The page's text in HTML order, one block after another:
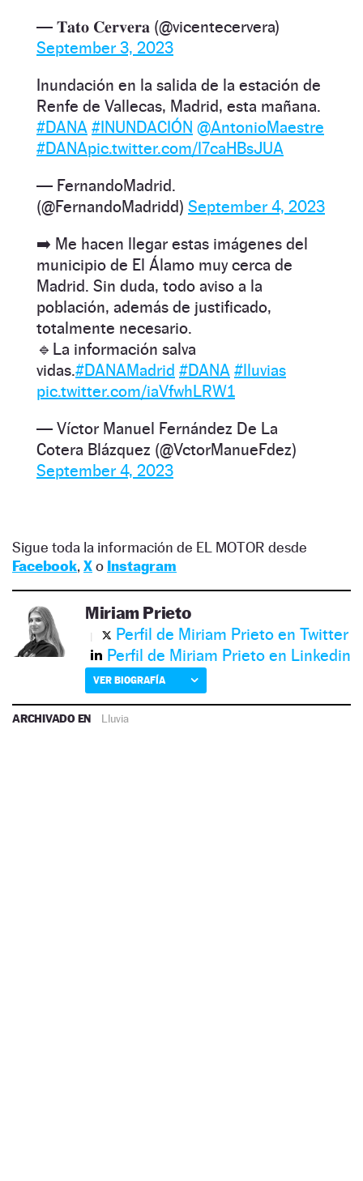
— 𝐓𝐚𝐭𝐨 𝐂𝐞𝐫𝐯𝐞𝐫𝐚 (@vicentecervera)
September 3, 2023
Inundación en la salida de la estación de
Renfe de Vallecas, Madrid, esta mañana.
#DANA #INUNDACIÓN @AntonioMaestre
#DANApic.twitter.com/l7caHBsJUA
— FernandoMadrid.
(@FernandoMadridd) September 4, 2023
➡️ Me hacen llegar estas imágenes del
municipio de El Álamo muy cerca de
Madrid. Sin duda, todo aviso a la
población, además de justificado,
totalmente necesario.
🔹La información salva
vidas.#DANAMadrid #DANA #lluvias
pic.twitter.com/iaVfwhLRW1
— Víctor Manuel Fernández De La
Cotera Blázquez (@VctorManueFdez)
September 4, 2023
Sigue toda la información de EL MOTOR desde
Facebook, Xo Instagram
Miriam Prieto
Perfil de Miriam Prieto en Twitter
Perfil de Miriam Prieto en Linkedin
VER BIOGRAFÍA
ARCHIVADO EN Lluvia